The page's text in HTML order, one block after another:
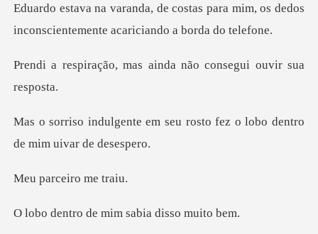
s para mim, os dedos
inconscienteme
mas ainda não consegu
seu rosto fez o lobo dentr
ceiro m
de mim sabia d